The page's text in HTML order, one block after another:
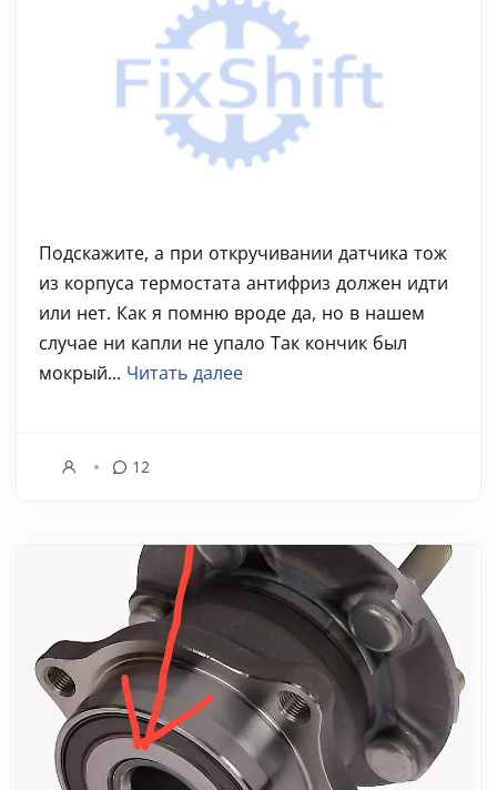
Подскажите, а при откручивании датчика тож
из корпуса термостата антифриз должен идти
или нет. Как я помню вроде да, но в нашем
случае ни капли не упало Так кончик был
мокрый... Читать далее
12